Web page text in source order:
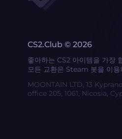
CS2.Club © 2026
좋아하는 CS2 아이템을 가장
모든 교환은 Steam 봇을 이
MOONTAIN LTD, 13
office 205, 1061, Nicosia,